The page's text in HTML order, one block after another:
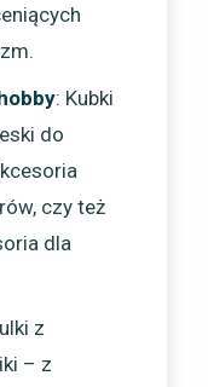
: Kubki
do
czy też
dla
z
– z